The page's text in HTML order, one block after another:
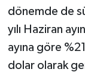
dönemde de
yılı Haziran
ayına göre
dolar olarak